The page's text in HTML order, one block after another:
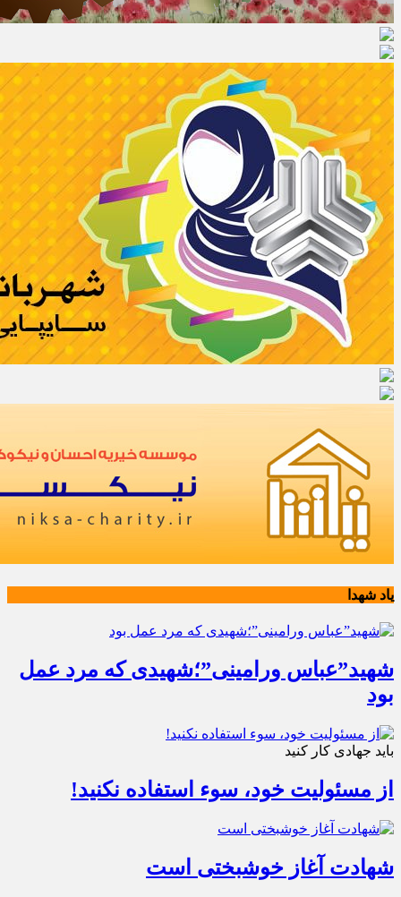
یاد شهدا
شهید”عباس ورامینی”؛شهیدی که مرد عمل
بود
باید جهادی کار کنید
از مسئولیت خود، سوء استفاده نکنید!
شهادت آغاز خوشبختی است